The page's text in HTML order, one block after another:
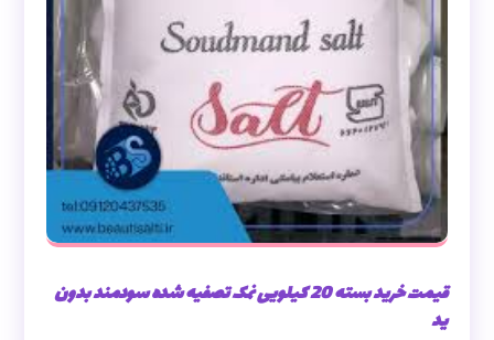
قیمت خرید بسته 20 کیلویی نمک تصفیه شده سودمند بدون
ید